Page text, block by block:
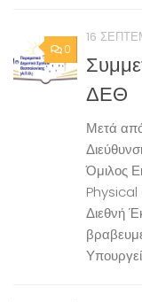
0
16
ΔΕΘ
Μετά
Όμιλος
Physical
Διεθνή